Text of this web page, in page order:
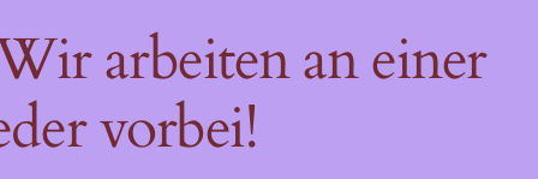
arbeiten an einer
vorbei!